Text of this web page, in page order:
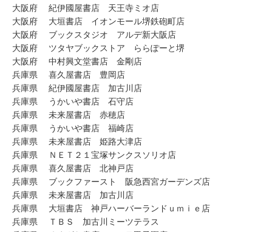
大阪府 紀伊國屋書店 天王寺ミオ店
大阪府 大垣書店 イオンモール堺鉄砲町店
大阪府 ブックスタジオ アルデ新大阪店
大阪府 ツタヤブックストア ららぽーと堺
大阪府 中村興文堂書店 金剛店
兵庫県 喜久屋書店 豊岡店
兵庫県 紀伊國屋書店 加古川店
兵庫県 うかいや書店 石守店
兵庫県 未来屋書店 赤穂店
兵庫県 うかいや書店 福崎店
兵庫県 未来屋書店 姫路大津店
兵庫県 ＮＥＴ２１宝塚サンクスソリオ店
兵庫県 喜久屋書店 北神戸店
兵庫県 ブックファースト 阪急西宮ガーデンズ店
兵庫県 未来屋書店 加古川店
兵庫県 大垣書店 神戸ハーバーランドｕｍｉｅ店
兵庫県 ＴＢＳ 加古川ミーツテラス